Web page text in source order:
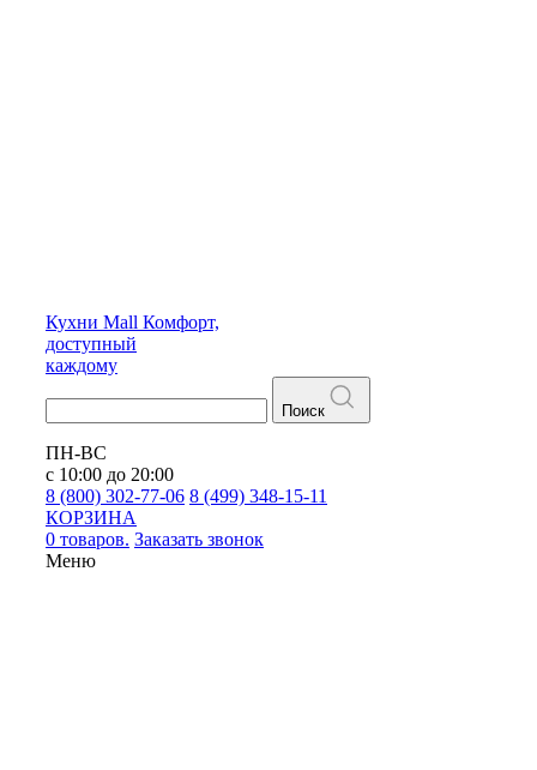
Кухни Mall Комфорт,
доступный
каждому
Поиск
ПН-ВС
с 10:00 до 20:00
8 (800) 302-77-06 8 (499) 348-15-11
КОРЗИНА
0 товаров. Заказать звонок
Меню